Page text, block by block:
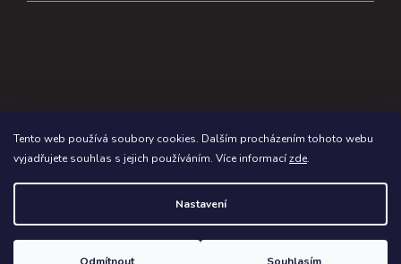
Tento web používá soubory cookies. Dalším procházením tohoto webu
vyjadřujete souhlas s jejich používáním. Více informacízde.
Nastavení
Copyright 2026Paddleboardy.cz. Všechna práva vyhrazena.
Shoptetak.cz.